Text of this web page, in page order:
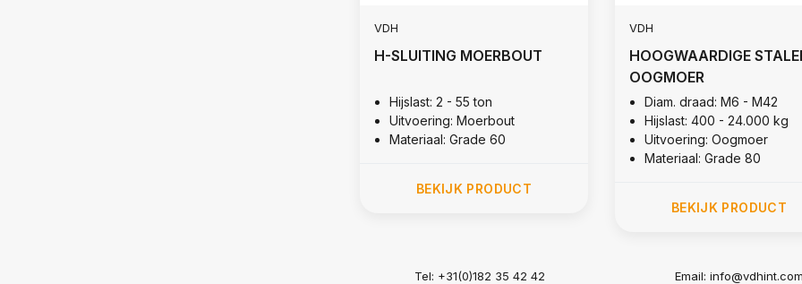
VDH
H-SLUITING MOERBOUT
Hijslast: 2 - 55 ton
Uitvoering: Moerbout
Materiaal: Grade 60
BEKIJK PRODUCT
VDH
HOOGWAARDIGE
OOGMOER
Diam. draad: M6 - M42
Hijslast: 400 - 24.000 kg
Uitvoering: Oogmoer
Materiaal: Grade 80
BEKIJK PRODUCT
Tel: +31(0)182 35 42 42 Email: